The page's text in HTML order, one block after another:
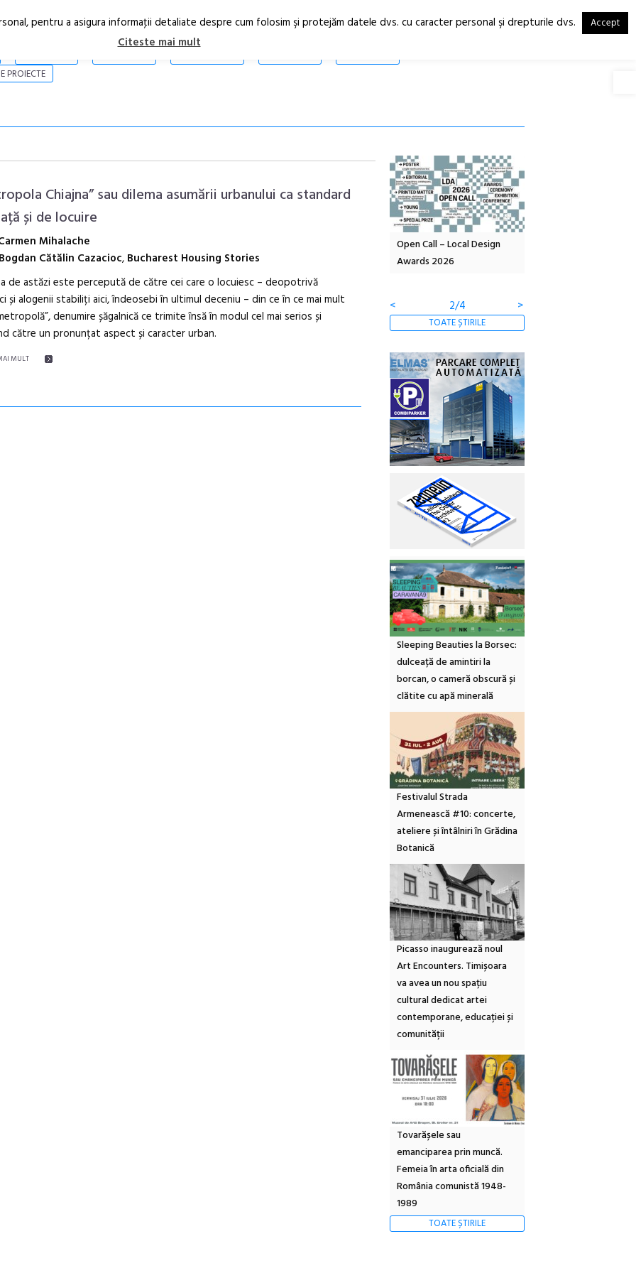
RO
EN
PROIECTE
Chiajna” sau dilema asumării urbanului ca standard
și de locuire
Mihalache
Bogdan Cătălin Cazacioc, Bucharest Housing Stories
de astăzi este percepută de către cei care o locuiesc – deopotrivă
și alogenii stabiliți aici, îndeosebi în ultimul deceniu – din ce în ce mai mult
denumire șăgalnică ce trimite însă în modul cel mai serios și
către un pronunțat aspect și caracter urban.
MULT
Open Call – Local Design
Awards 2026
<
2/4 >
TOATE ȘTIRILE
Sleeping Beauties la Borsec:
dulceață de amintiri la
borcan, o cameră obscură și
clătite cu apă minerală
Festivalul Strada
Armenească #10: concerte,
ateliere și întâlniri în Grădina
Botanică
Picasso inaugurează noul
Art Encounters. Timișoara
va avea un nou spațiu
cultural dedicat artei
contemporane, educației și
comunității
Tovarășele sau
emanciparea prin muncă.
Femeia în arta oficială din
România comunistă 1948-
1989
TOATE ȘTIRILE
pentru a asigura informaţii detaliate despre cum folosim şi protejăm datele dvs. cu caracter personal şi drepturile dvs. Accept
Citeste mai mult